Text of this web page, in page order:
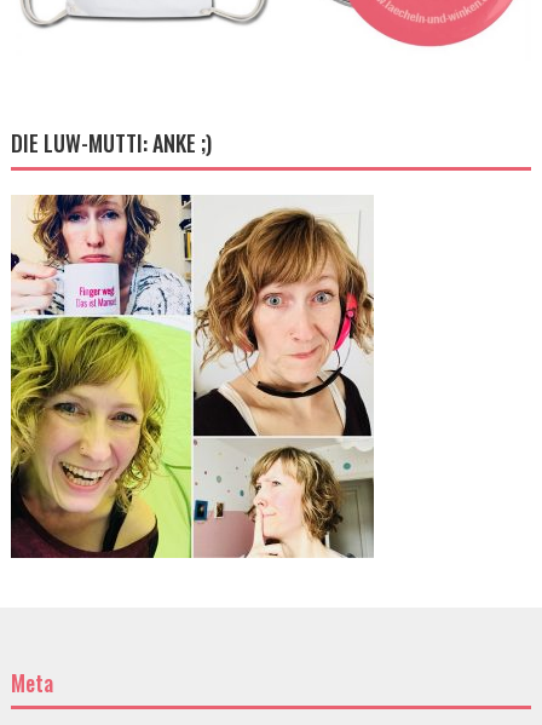
DIE LUW-MUTTI: ANKE ;)
Meta